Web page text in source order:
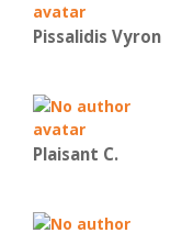
Pissalidis Vyron
Plaisant C.